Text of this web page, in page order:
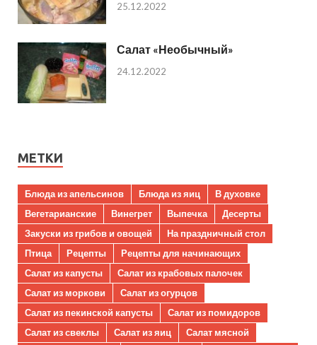
25.12.2022
Салат «Необычный»
24.12.2022
МЕТКИ
Блюда из апельсинов Блюда из яиц
В духовке
Вегетарианские
Винегрет Выпечка
Десерты
Закуски из грибов и овощей
На праздничный стол
Птица
Рецепты
Рецепты для начинающих
Салат из капусты
Салат из крабовых палочек
Салат из моркови
Салат из огурцов
Салат из пекинской капусты
Салат из помидоров
Салат из свеклы
Салат из яиц
Салат мясной